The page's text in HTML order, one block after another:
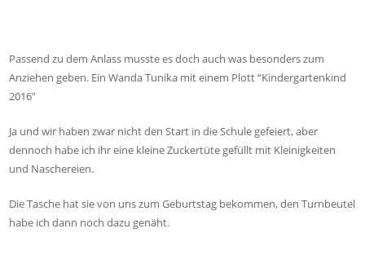
Passend zu dem Anlass musste es doch auch was besonders zum
Anziehen geben. Ein Wanda Tunika mit einem Plott “Kindergartenkind
2016”
Ja und wir haben zwar nicht den Start in die Schule gefeiert, aber
dennoch habe ich ihr eine kleine Zuckertüte gefüllt mit Kleinigkeiten
und Naschereien.
Die Tasche hat sie von uns zum Geburtstag bekommen, den Turnbeutel
habe ich dann noch dazu genäht.